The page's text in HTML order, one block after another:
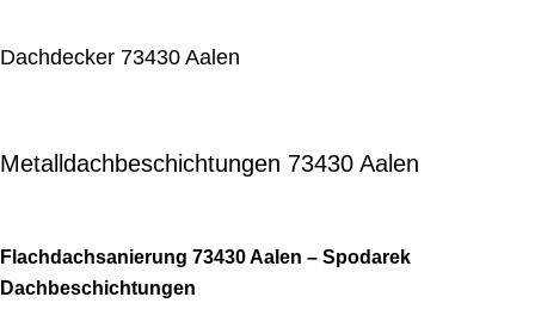
Dachdecker 73430 Aalen
Metalldachbeschichtungen 73430 Aalen
Flachdachsanierung 73430 Aalen – Spodarek
Dachbeschichtungen